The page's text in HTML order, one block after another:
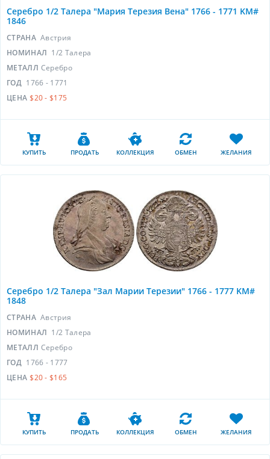
Серебро 1/2 Талера "Мария Терезия Вена" 1766 - 1771 KM#
1846
СТРАНА Австрия
НОМИНАЛ 1/2 Талера
МЕТАЛЛ Серебро
ГОД 1766 - 1771
ЦЕНА $20 - $175
КУПИТЬ ПРОДАТЬ КОЛЛЕКЦИЯ ОБМЕН ЖЕЛАНИЯ
Серебро 1/2 Талера "Зал Марии Терезии" 1766 - 1777 KM#
1848
СТРАНА Австрия
НОМИНАЛ 1/2 Талера
МЕТАЛЛ Серебро
ГОД 1766 - 1777
ЦЕНА $20 - $165
КУПИТЬ ПРОДАТЬ КОЛЛЕКЦИЯ ОБМЕН ЖЕЛАНИЯ